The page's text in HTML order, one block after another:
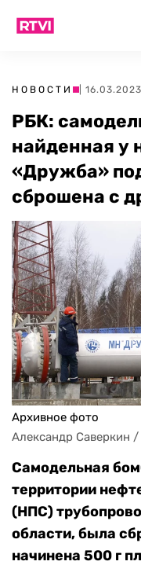
НОВОСТИ |
РБК:
найденная у
«Дружба»
сброшена с
Архивное фото
Александр Саверкин
Самодельная
территории
(НПС)
области, была
начинена 500 г